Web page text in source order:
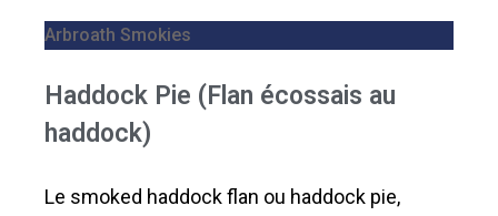
Arbroath Smokies
Haddock Pie (Flan écossais au
haddock)
Le smoked haddock flan ou haddock pie,